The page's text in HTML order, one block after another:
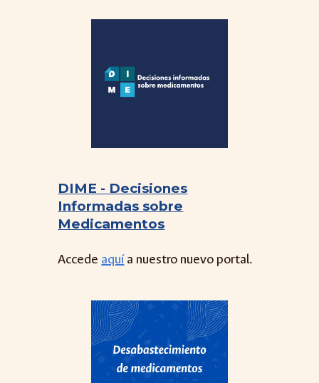
DIME - Decisiones
Informadas sobre
Medicamentos
Accede aquía nuestro nuevo portal.